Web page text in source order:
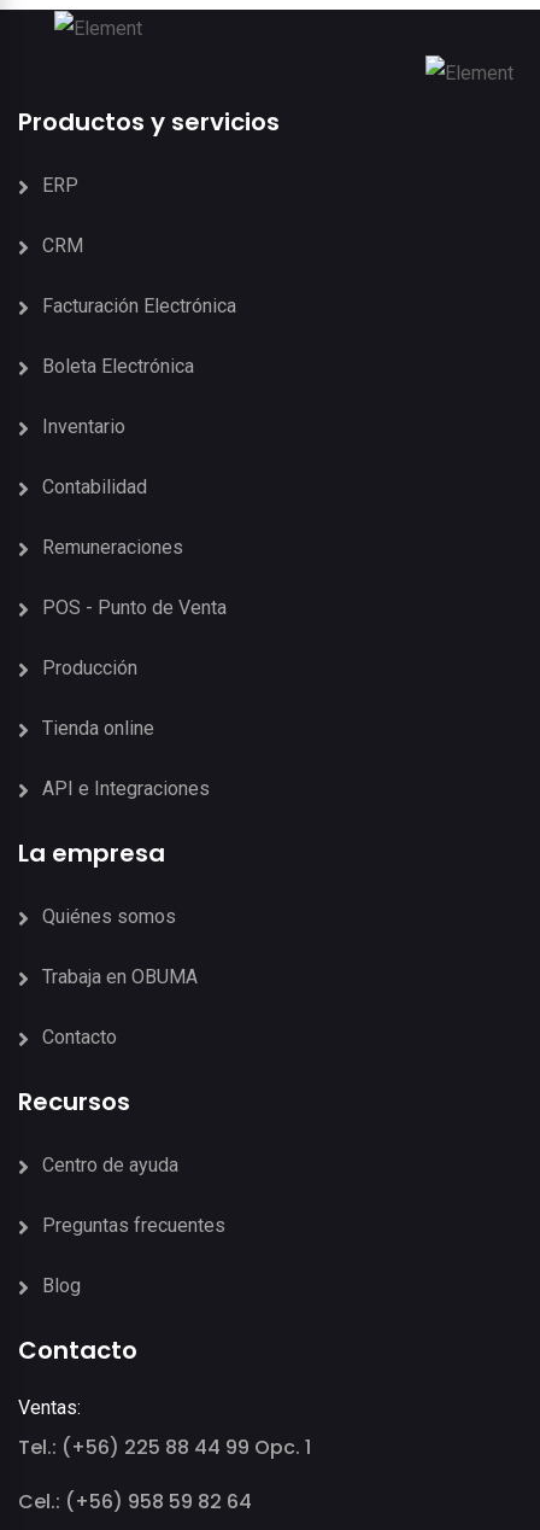
Productos y servicios
ERP
CRM
Facturación Electrónica
Boleta Electrónica
Inventario
Contabilidad
Remuneraciones
POS - Punto de Venta
Producción
Tienda online
API e Integraciones
La empresa
Quiénes somos
Trabaja en OBUMA
Contacto
Recursos
Centro de ayuda
Preguntas frecuentes
Blog
Contacto
Ventas:
Tel.: (+56) 225 88 44 99 Opc. 1
Cel.: (+56) 958 59 82 64